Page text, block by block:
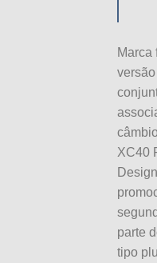
Marca
XC40
parte
tipo